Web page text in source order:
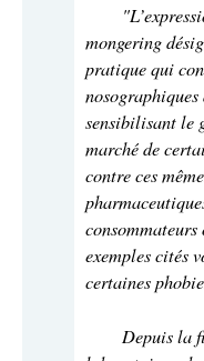
mongering
pratique qui
sensibilisant le
marché de
contre ces
exemples cités
certaines
Depuis la